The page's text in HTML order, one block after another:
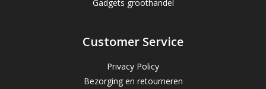
Gadgets groothandel
Customer Service
Privacy Policy
Bezorging en retourneren